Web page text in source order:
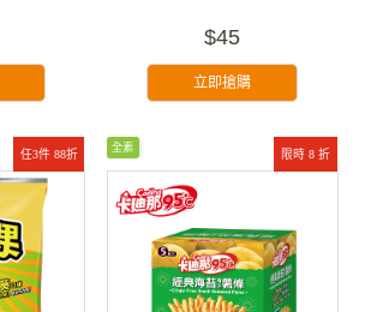
$45
立即搶購
任3件 88折 限時 8 折
全素